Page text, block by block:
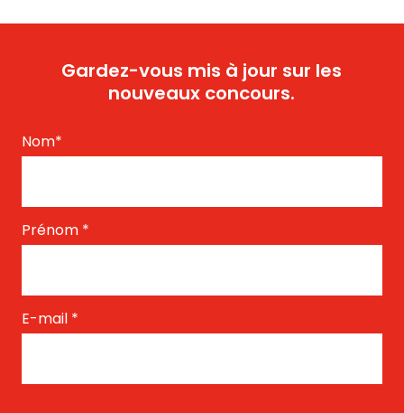
Gardez-vous mis à jour sur les
nouveaux concours.
Nom*
Prénom *
E-mail *